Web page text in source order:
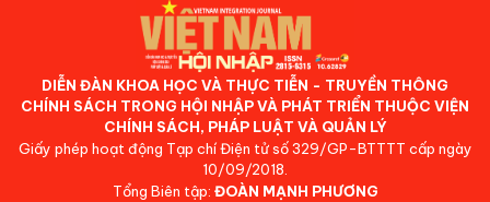
DIỄN ĐÀN KHOA HỌC VÀ THỰC TIỄN - TRUYỀN THÔNG
CHÍNH SÁCH TRONG HỘI NHẬP VÀ PHÁT TRIỂN THUỘC VIỆN
CHÍNH SÁCH, PHÁP LUẬT VÀ QUẢN LÝ
Giấy phép hoạt động Tạp chí Điện tử số 329/GP-BTTTT cấp ngày
10/09/2018.
Tổng Biên tập: ĐOÀN MẠNH PHƯƠNG